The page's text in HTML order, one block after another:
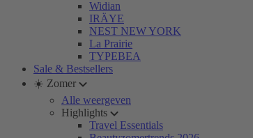
Widian
IRÄYE
NEST NEW YORK
La Prairie
TYPEBEA
Sale & Bestsellers
☀️ Zomer
Alle weergeven
Highlights
Travel Essentials